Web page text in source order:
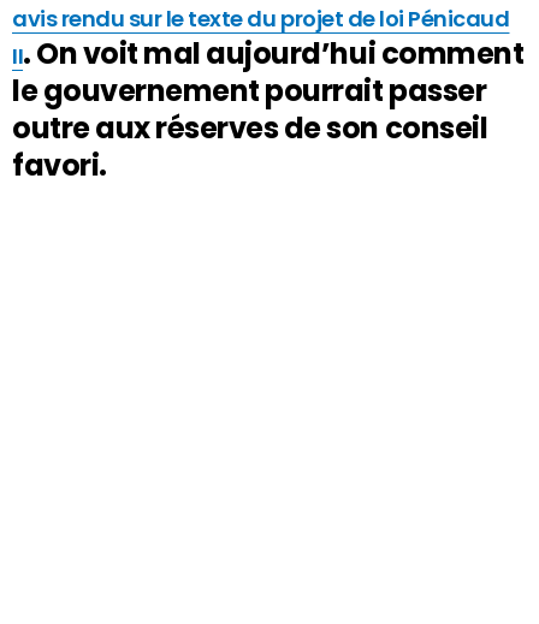
avis rendu sur le texte du projet de loi Pénicaud
II. On voit mal aujourd’hui comment
le gouvernement pourrait passer
outre aux réserves de son conseil
favori.